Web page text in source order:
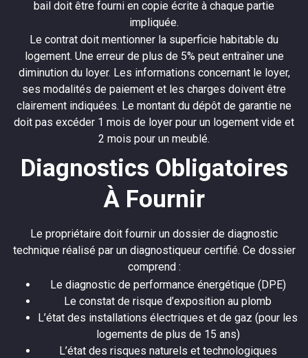
bail doit être fourni en copie écrite à chaque partie
impliquée.
Le contrat doit mentionner la superficie habitable du
logement. Une erreur de plus de 5% peut entraîner une
diminution du loyer. Les informations concernant le loyer,
ses modalités de paiement et les charges doivent être
clairement indiquées. Le montant du dépôt de garantie ne
doit pas excéder 1 mois de loyer pour un logement vide et
2 mois pour un meublé.
Diagnostics Obligatoires
À Fournir
Le propriétaire doit fournir un dossier de diagnostic
technique réalisé par un diagnostiqueur certifié. Ce dossier
comprend :
Le diagnostic de performance énergétique (DPE)
Le constat de risque d’exposition au plomb
L’état des installations électriques et de gaz (pour les
logements de plus de 15 ans)
L’état des risques naturels et technologiques